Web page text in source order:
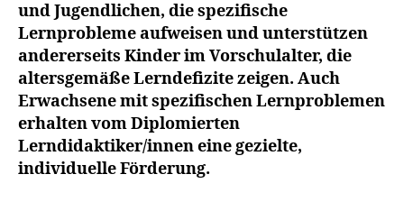
und Jugendlichen, die spezifische
Lernprobleme aufweisen und unterstützen
andererseits Kinder im Vorschulalter, die
altersgemäße Lerndefizite zeigen. Auch
Erwachsene mit spezifischen Lernproblemen
erhalten vomDiplomierten
Lerndidaktiker/inneneine gezielte,
individuelle Förderung.